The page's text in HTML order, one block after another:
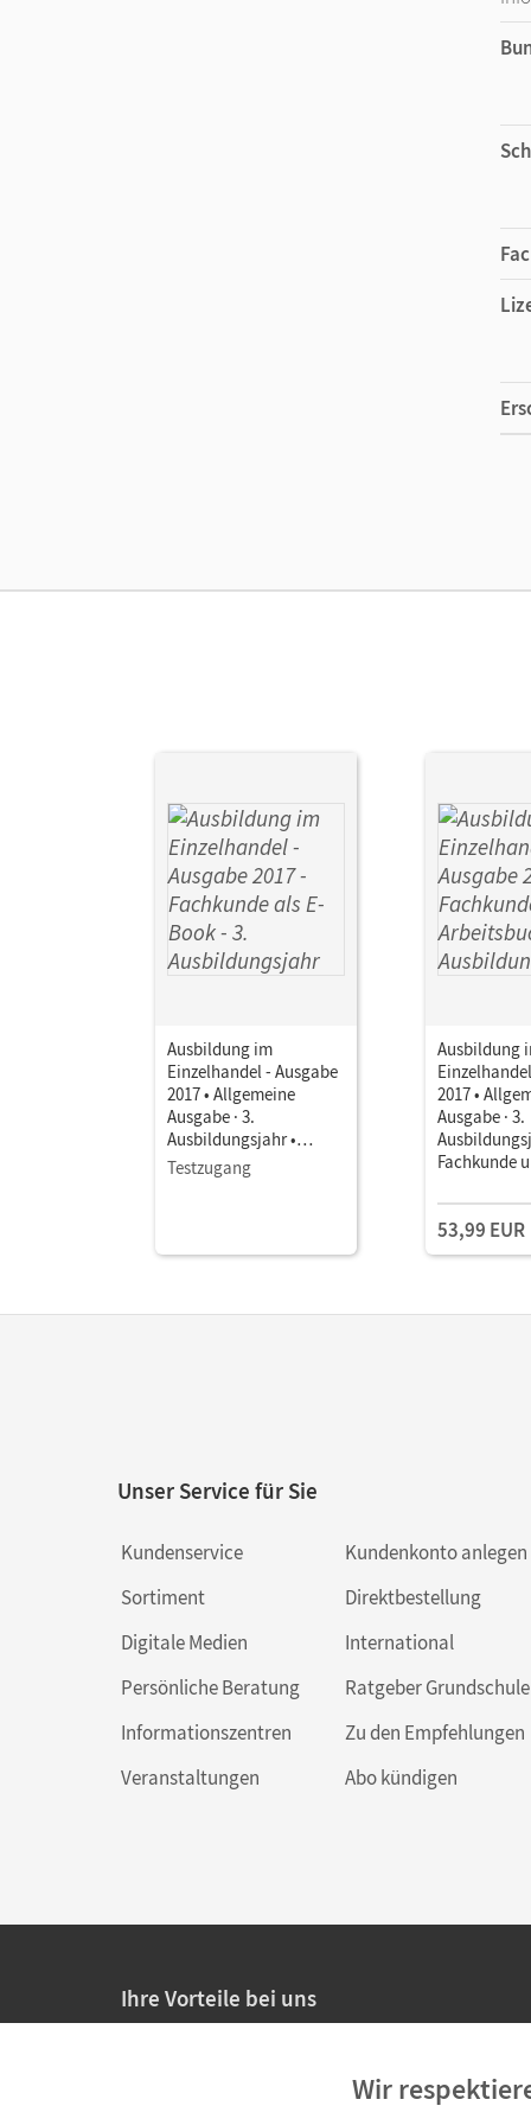
Ausbildung im
Einzelhandel - Ausgabe
2017 • Allgemeine
Ausgabe · 3.
Ausbildungsjahr •
Fachkunde als E-Book
Testzugang
Ausbildung
2017 •
Ausgabe · 3.
Fachkunde
53,99 EUR
Unser Service für Sie
Kundenservice
Sortiment
Digitale Medien
Persönliche Beratung
Informationszentren
Veranstaltungen
Kundenkonto anlegen
Direktbestellung
International
Ratgeber Grundschule
Zu den Empfehlungen
Abo kündigen
Ihre Vorteile bei uns
Persönliche Angebote für Lehrkräfte
Wir